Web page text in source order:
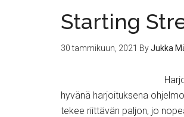
Starting
30 tammikuun, 2021 ByJukka
hyvänä harjoituksena
tekee riittävän paljon, jo